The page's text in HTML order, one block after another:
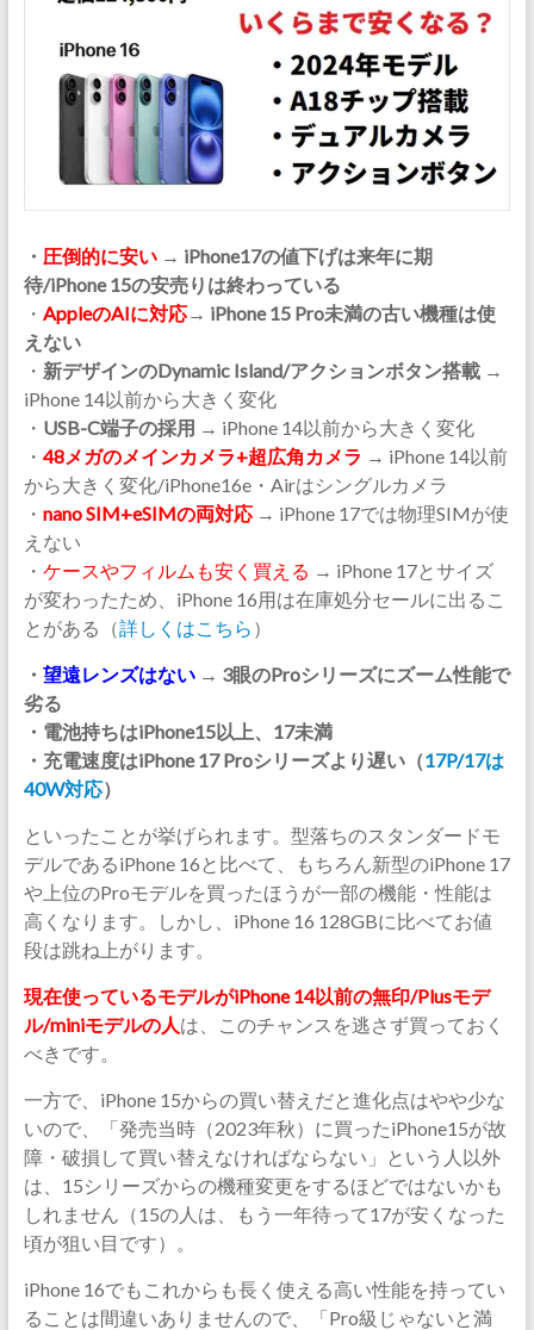
・ 圧倒的に安い→ iPhone17の値下げは来年に期
待/iPhone 15の安売りは終わっている
・ AppleのAIに対応→ iPhone 15 Pro未満の古い機種は使
えない
・ 新デザインのDynamic Island/アクションボタン搭載→
iPhone 14以前から大きく変化
・ USB-C端子の採用 → iPhone 14以前から大きく変化
・ 48メガのメインカメラ+超広角カメラ → iPhone 14以前
から大きく変化/iPhone16e・Airはシングルカメラ
・ nano SIM+eSIMの両対応 → iPhone 17では物理SIMが使
えない
・ ケースやフィルムも安く買える → iPhone 17とサイズ
が変わったため、iPhone 16用は在庫処分セールに出るこ
とがある（詳しくはこちら ）
・ 望遠レンズはない→ 3眼のProシリーズにズーム性能で
劣る
・電池持ちはiPhone15以上、17未満
・充電速度はiPhone 17 Proシリーズより遅い（17P/17は
40W対応）
といったことが挙げられます。型落ちのスタンダードモ
デルであるiPhone 16と比べて、もちろん新型のiPhone 17
や上位のProモデルを買ったほうが一部の機能・性能は
高くなります。しかし、iPhone 16 128GBに比べてお値
段は跳ね上がります。
現在使っているモデルがiPhone 14以前の無印/Plusモデ
ル/miniモデルの人は、このチャンスを逃さず買っておく
べきです。
一方で、iPhone 15からの買い替えだと進化点はやや少な
いので、「発売当時（2023年秋）に買ったiPhone15が故
障・破損して買い替えなければならない」という人以外
は、15シリーズからの機種変更をするほどではないかも
しれません（15の人は、もう一年待って17が安くなった
頃が狙い目です）。
iPhone 16でもこれからも長く使える高い性能を持ってい
ることは間違いありませんので、「Pro級じゃないと満